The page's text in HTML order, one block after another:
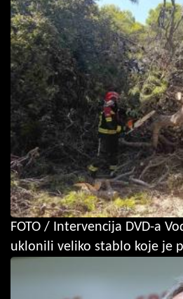
FOTO / Intervencija DVD-a
uklonili veliko stablo koje je